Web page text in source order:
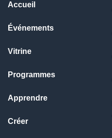
Accueil
Événements
Vitrine
Programmes
Apprendre
Créer